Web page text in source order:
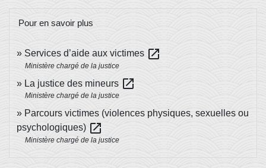
Pour en savoir plus
Services d’aide aux victimes open_in_new
Ministère chargé de la justice
La justice des mineurs open_in_new
Ministère chargé de la justice
Parcours victimes (violences physiques, sexuelles ou
psychologiques) open_in_new
Ministère chargé de la justice